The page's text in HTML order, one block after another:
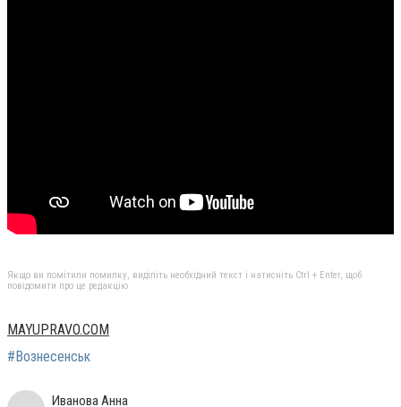
Якщо ви помітили помилку, виділіть необхідний текст і натисніть Ctrl + Enter, щоб
повідомити про це редакцію
MAYUPRAVO.COM
#Вознесенськ
Иванова Анна